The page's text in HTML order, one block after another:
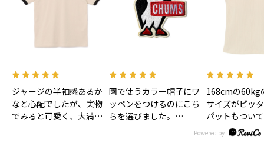
ジャージの半袖感あるか
なと心配でしたが、実物
でみると可愛く、大満足
園で使うカラー帽子にワ
ッペンをつけるのにこち
らを選びました。
大きすぎずとっても可愛
168cmの60kg
サイズがピッ
パットもつい
お風呂上がり